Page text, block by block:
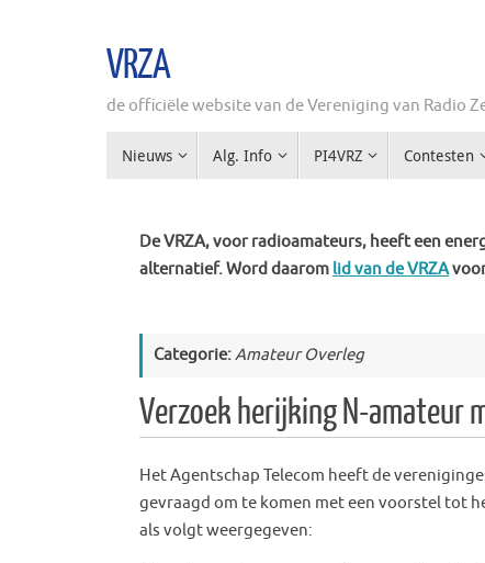
VRZA
de officiële website van de Vereniging van Radio
naarNieuws Alg. Info PI4VRZ Contesten
De VRZA, voor radioamateurs, heeft een
alternatief. Word daarom lid van de VRZA
Categorie:Amateur Overleg
Verzoek herijking N-amateur
Het Agentschap Telecom heeft de
gevraagd om te komen met een voorstel tot
als volgt weergegeven: